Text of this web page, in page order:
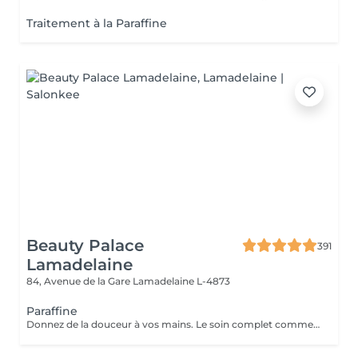
Traitement à la Paraffine
Beauty Palace
Lamadelaine
391
84, Avenue de la Gare Lamadelaine L-4873
Paraffine
Donnez de la douceur à vos mains. Le soin complet commence par un gommage de l'avant bras et des mains, puis vous trempez vos mains dans un bain de paraffine chaude, ce masque va poser environ 15 min, puis vient le moment de la détente le modelage des mains, relaxation suprême. Résultat des mains douces comme une peau de bébé.